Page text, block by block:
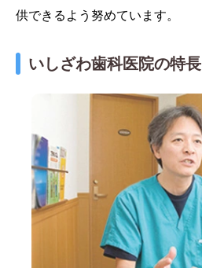
供できるよう努めています。
いしざわ歯科医院の特長